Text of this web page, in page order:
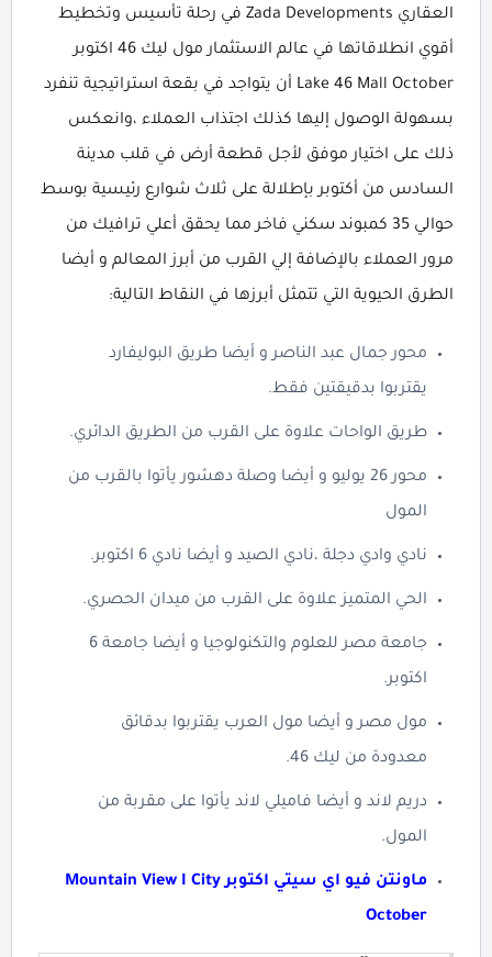
العقاري Zada Developments في رحلة تأسيس وتخطيط
أقوي انطلاقاتها في عالم الاستثمار مول ليك 46 اكتوبر
Lake 46 Mall October أن يتواجد في بقعة استراتيجية تنفرد
بسهولة الوصول إليها كذلك اجتذاب العملاء ،وانعكس
ذلك على اختيار موفق لأجل قطعة أرض في قلب مدينة
السادس من أكتوبر بإطلالة على ثلاث شوارع رئيسية بوسط
حوالي 35 كمبوند سكني فاخر مما يحقق أعلي ترافيك من
مرور العملاء بالإضافة إلي القرب من أبرز المعالم و أيضا
الطرق الحيوية التي تتمثل أبرزها في النقاط التالية:
محور جمال عبد الناصر و أيضا طريق البوليفارد
يقتربوا بدقيقتين فقط.
طريق الواحات علاوة على القرب من الطريق الدائري.
محور 26 يوليو و أيضا وصلة دهشور يأتوا بالقرب من
المول
نادي وادي دجلة ،نادي الصيد و أيضا نادي 6 اكتوبر.
الحي المتميز علاوة على القرب من ميدان الحصري.
جامعة مصر للعلوم والتكنولوجيا و أيضا جامعة 6
اكتوبر.
مول مصر و أيضا مول العرب يقتربوا بدقائق
معدودة من ليك 46.
دريم لاند و أيضا فاميلي لاند يأتوا على مقربة من
المول.
ماونتن فيو اي سيتي اكتوبر Mountain View I City
October